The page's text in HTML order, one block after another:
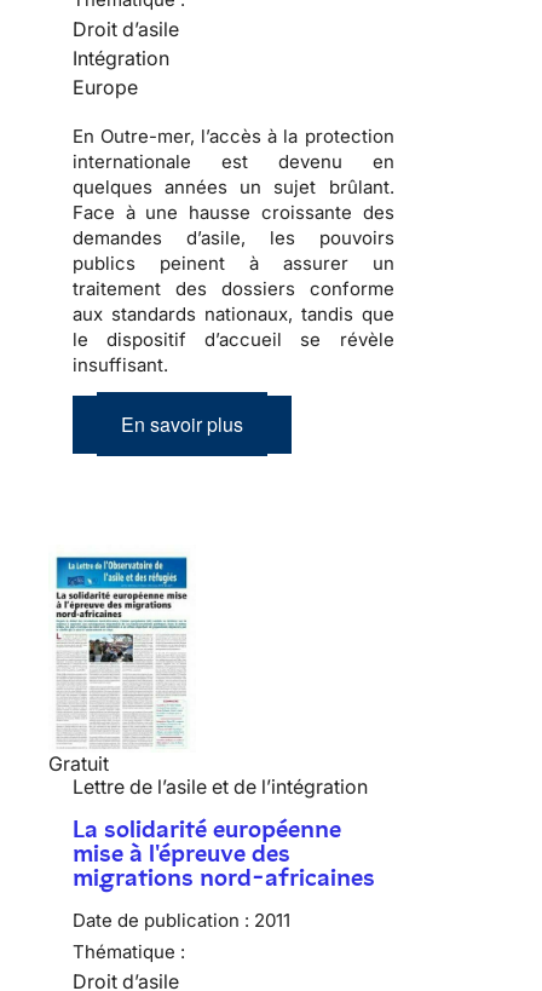
Droit d’asile
Intégration
Europe
En Outre-mer, l’accès à la protection
internationale est devenu en
quelques années un sujet brûlant.
Face à une hausse croissante des
demandes d’asile, les pouvoirs
publics peinent à assurer un
traitement des dossiers conforme
aux standards nationaux, tandis que
le dispositif d’accueil se révèle
insuffisant.
En savoir plus
Gratuit
Lettre de l’asile et de l’intégration
La solidarité européenne
mise à l'épreuve des
migrations nord-africaines
Date de publication : 2011
Thématique :
Droit d’asile